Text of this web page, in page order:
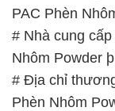
PAC Phèn
# Nhà cung
Nhôm Powder
# Địa chỉ
Phèn Nhôm